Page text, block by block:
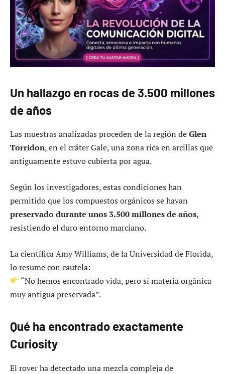
Un hallazgo en rocas de 3.500 millones
de años
Las muestras analizadas proceden de la región deGlen
Torridon, en el cráter Gale, una zona rica en arcillas que
antiguamente estuvo cubierta por agua.
Según los investigadores, estas condiciones han
permitido que los compuestos orgánicos se hayan
preservado durante unos 3.500 millones de años,
resistiendo el duro entorno marciano.
La científica Amy Williams, de la Universidad de Florida,
lo resume con cautela:
“No hemos encontrado vida, pero sí materia orgánica
muy antigua preservada”.
Qué ha encontrado exactamente
Curiosity
El rover ha detectado una mezcla compleja de